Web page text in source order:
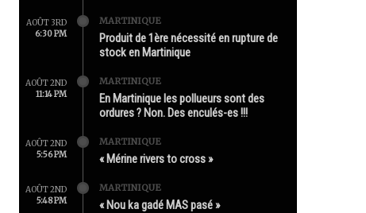
AOÛT 3RD
6:30 PM
MARTINIQUE
Produit de 1ère nécessité en rupture de
stock en Martinique
AOÛT 2ND
11:14 PM
MARTINIQUE
En Martinique les pollueurs sont des
ordures ? Non. Des enculés-es !!!
AOÛT 2ND
5:56 PM
MARTINIQUE
« Mérine rivers to cross »
AOÛT 2ND
5:48 PM
MARTINIQUE
« Nou ka gadé MAS pasé »